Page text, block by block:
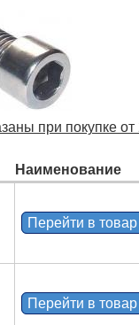
при покупке
Наименование
Перейти в
Перейти в